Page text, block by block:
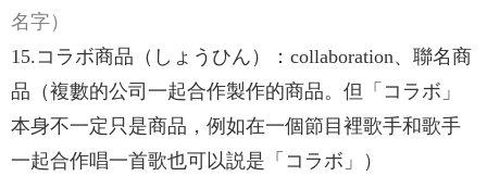
名字）
15.コラボ商品（しょうひん）：collaboration、聯名商
品（複數的公司一起合作製作的商品。但「コラボ」
本身不一定只是商品，例如在一個節目裡歌手和歌手
一起合作唱一首歌也可以説是「コラボ」）